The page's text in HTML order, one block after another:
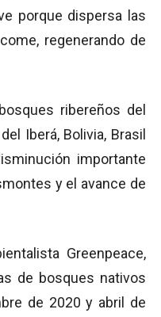
porque dispersa las
regenerando de
ribereños del
Iberá, Bolivia, Brasil
importante
y el avance de
Greenpeace,
de bosques nativos
de 2020 y abril de